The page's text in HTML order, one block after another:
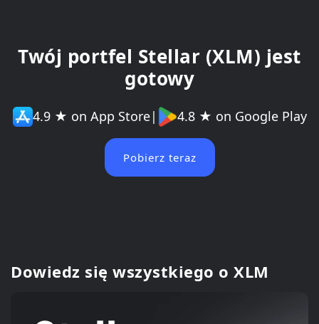
Twój portfel Stellar (XLM) jest
gotowy
4.9 ★ on App Store| 4.8 ★ on Google Play
Pobierz teraz
Dowiedz się wszystkiego o XLM